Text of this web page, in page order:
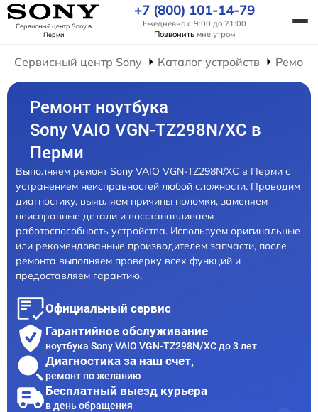
Сервисный центр Sonyв
Перми
+7 (800) 101-14-79
Ежедневно с 9:00 до 21:00
Позвонить мне утром
Сервисный центр Sony Каталог устройств
Ремонт ноутбука
Sony VAIO VGN-TZ298N/XC в
Перми
Выполняем ремонт Sony VAIO VGN-TZ298N/XC в Перми с
устранением неисправностей любой сложности. Проводим
диагностику, выявляем причины поломки, заменяем
неисправные детали и восстанавливаем
работоспособность устройства. Используем оригинальные
или рекомендованные производителем запчасти, после
ремонта выполняем проверку всех функций и
предоставляем гарантию.
Официальный сервис
Гарантийное обслуживание
ноутбука Sony VAIO VGN-TZ298N/XC до 3 лет
Диагностика за наш счет,
ремонт по желанию
Бесплатный выезд курьера
в день обращения